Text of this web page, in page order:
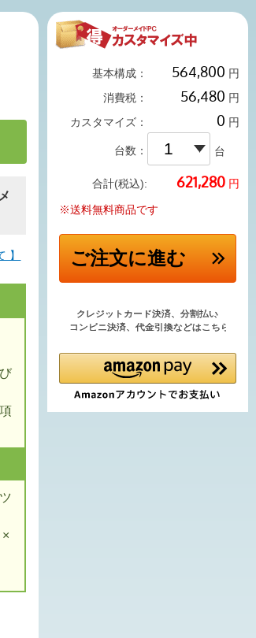
】
基本構成：
円
消費税：
円
カスタマイズ：
円
台数： 台
合計(税込): 円
※送料無料商品です
ご注文に進む